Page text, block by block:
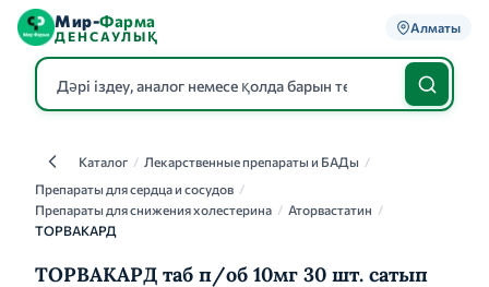
Мир-Фарма
ДЕНСАУЛЫҚ
Алматы
КаталогКаталог / Лекарственные препараты и БАДы /
Препараты для сердца и сосудов /
Препараты для снижения холестерина / Аторвастатин /
ТОРВАКАРД
ТОРВАКАРД таб п/об 10мг 30 шт. сатып